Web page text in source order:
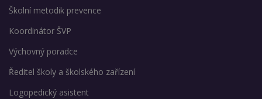
Školní metodik prevence
Koordinátor ŠVP
Výchovný poradce
Ředitel školy a školského zařízení
Logopedický asistent